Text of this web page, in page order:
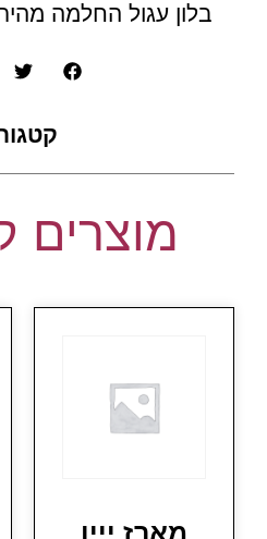
בלון עגול החלמה
מוצרים
מארז ייין